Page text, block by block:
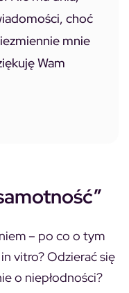
choć
mnie
Wam
– po co o tym
vitro? Odzierać się
o niepłodności?